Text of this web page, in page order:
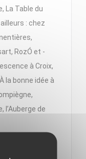
La Table du
: chez
RozÓ et
à Croix,
la bonne idée à
­l’Auberge de